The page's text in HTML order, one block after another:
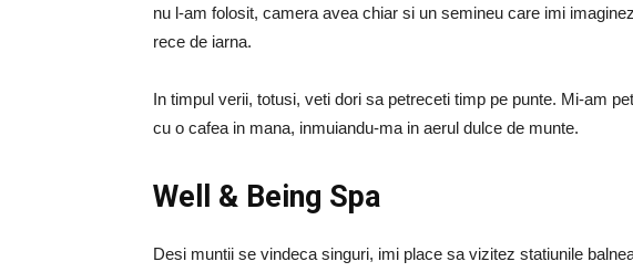
nu l-am folosit, camera avea chiar si un semineu care imi
rece de iarna.
In timpul verii, totusi, veti dori sa petreceti timp pe punte. Mi-am
cu o cafea in mana, inmuiandu-ma in aerul dulce de munte.
Well & Being Spa
Desi muntii se vindeca singuri, imi place sa vizitez statiunile